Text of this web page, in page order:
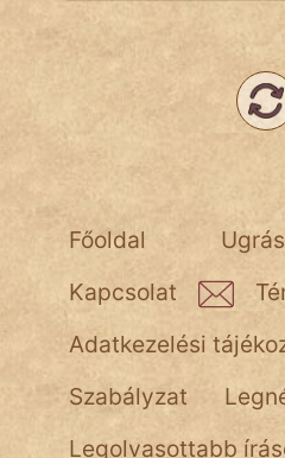
Főoldal
Kapcsolat
Adatkezelési
Szabályzat
Legolvasottabb